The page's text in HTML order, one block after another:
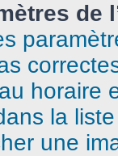
de
horaire
la
une